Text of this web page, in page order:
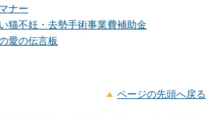
ナー
猫不妊・去勢手術事業費補助金
愛の伝言板
ページの先頭へ戻る